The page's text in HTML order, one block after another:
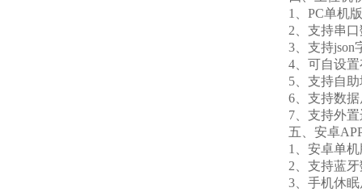
1、PC单机版
2、支持串口
3、支持json字
4、可自设置存
5、支持自助
6、支持数据
7、支持外置
五、安卓
1、安卓单机
2、支持蓝牙
3、手机休眠